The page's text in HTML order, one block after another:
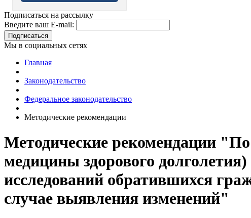
Подписаться на рассылку
Введите ваш E-mail:
Подписаться
Мы в социальных сетях
Главная
Законодательство
Федеральное законодательство
Методические рекомендации
Методические рекомендации "По
медицины здорового
исследований обратившихся
случае выявления изменений"